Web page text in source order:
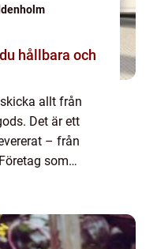
allt från
Det är ett
– från
som